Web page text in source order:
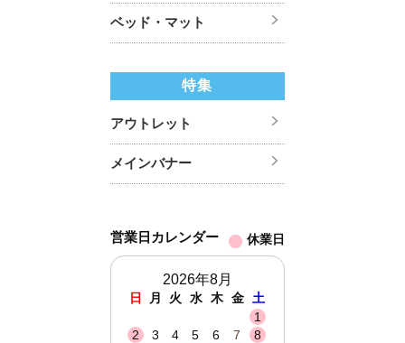
ベッド・マット
特集
アウトレット
メインバナー
営業日カレンダー 休業日
2026年8月
日 月 火 水 木 金
土
1
2
3 4 5 6 7
8